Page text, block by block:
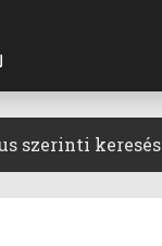
szerinti keresés